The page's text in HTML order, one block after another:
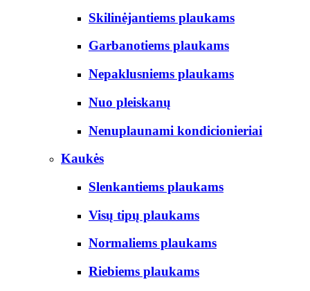
Skilinėjantiems plaukams
Garbanotiems plaukams
Nepaklusniems plaukams
Nuo pleiskanų
Nenuplaunami kondicionieriai
Kaukės
Slenkantiems plaukams
Visų tipų plaukams
Normaliems plaukams
Riebiems plaukams